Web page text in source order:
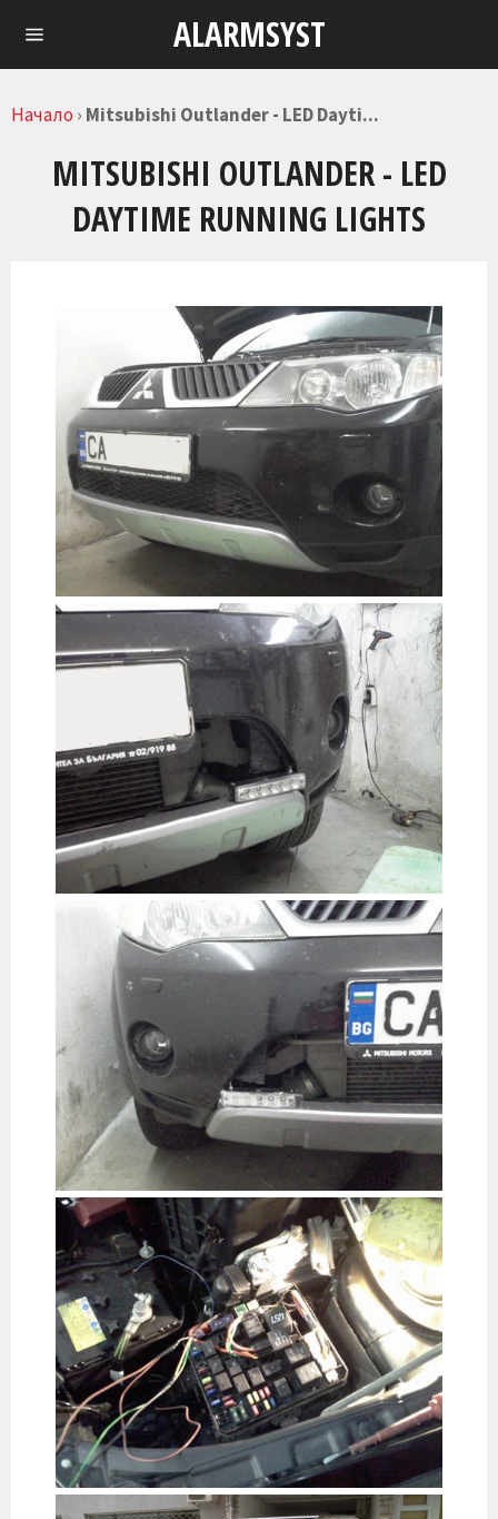
ALARMSYST
Начало › Mitsubishi Outlander - LED Dayti...
MITSUBISHI OUTLANDER - LED
DAYTIME RUNNING LIGHTS